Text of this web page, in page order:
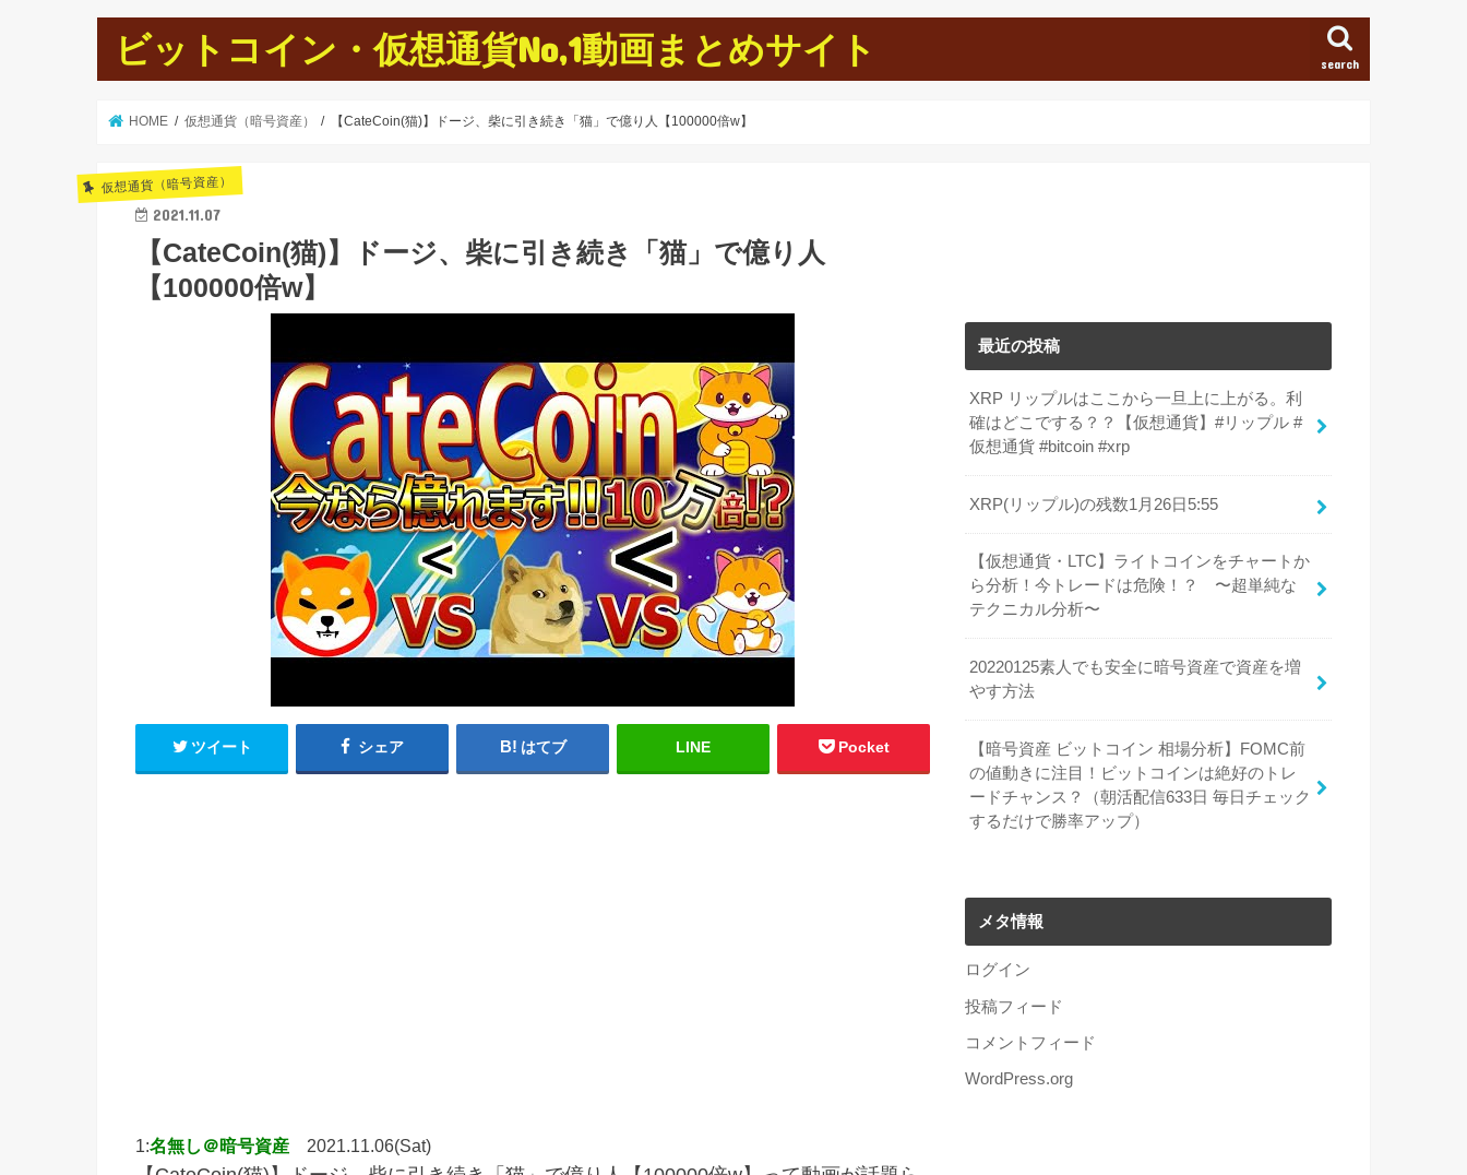
ビットコイン・仮想通貨No,1動画まとめサイト search
HOME 仮想通貨（暗号資産） 【CateCoin(猫)】ドージ、柴に引き続き「猫」で億り人【100000倍w】
仮想通貨（暗号資産）
2021.11.07
【CateCoin(猫)】ドージ、柴に引き続き「猫」で億り人
【100000倍w】
ツイート シェア はてブ LINE Pocket
1:名無し＠暗号資産 2021.11.06(Sat)
最近の投稿
XRP リップルはここから一旦上に上がる。利
確はどこでする？？【仮想通貨】#リップル #
仮想通貨 #bitcoin #xrp
XRP(リップル)の残数1月26日5:55
【仮想通貨・LTC】ライトコインをチャートか
ら分析！今トレードは危険！？ 〜超単純な
テクニカル分析〜
20220125素人でも安全に暗号資産で資産を増
やす方法
【暗号資産 ビットコイン 相場分析】FOMC前
の値動きに注目！ビットコインは絶好のトレ
ードチャンス？（朝活配信633日 毎日チェック
するだけで勝率アップ）
メタ情報
ログイン
投稿フィード
コメントフィード
WordPress.org